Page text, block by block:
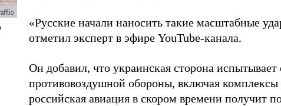
«Русские начали наносить такие масштабные
отметил эксперт в эфире YouTube-канала.
Он добавил, что украинская сторона
противовоздушной обороны, включая
российская авиация в скором времени получит